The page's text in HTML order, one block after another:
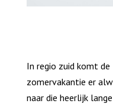
In regio zuid komt
zomervakantie er
naar die heerlijk